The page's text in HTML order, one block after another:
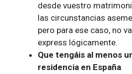
desde vuestro
las circunstancias
pero para ese caso, no
express lógicamente.
Que tengáis al menos
residencia en España